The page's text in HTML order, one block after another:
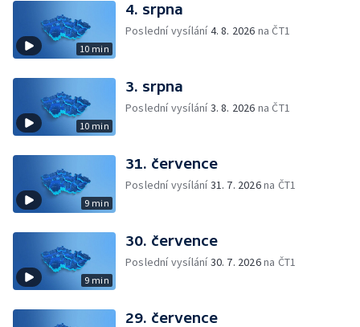
10 min
4. srpna
Poslední vysílání4. 8. 2026 na ČT1
10 min
3. srpna
Poslední vysílání3. 8. 2026 na ČT1
9 min
31. července
Poslední vysílání31. 7. 2026na ČT1
9 min
30. července
Poslední vysílání30. 7. 2026na ČT1
29. července